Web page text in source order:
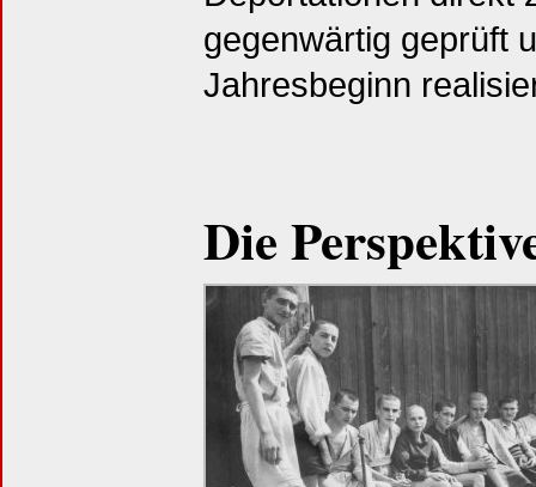
gegenwärtig geprüft
Jahresbeginn
Die